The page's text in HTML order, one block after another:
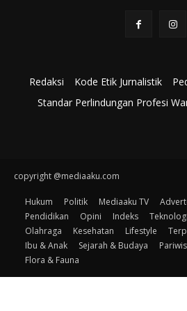
Redaksi Kode Etik Jurnalistik
Standar Perlindungan Profesi
copyright @mediaaku.com
Hukum Politik Mediaaku TV
Pendidikan
Opini Indeks Teknologi
Olahraga
Kesehatan Lifestyle
Ibu & Anak
Sejarah & Budaya
Flora & Fauna